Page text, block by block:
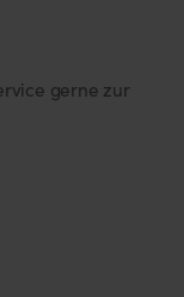
gerne zur